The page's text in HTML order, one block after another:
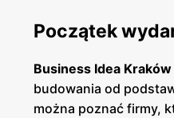
Początek
Business Idea Kraków
budowania od
można poznać firmy,